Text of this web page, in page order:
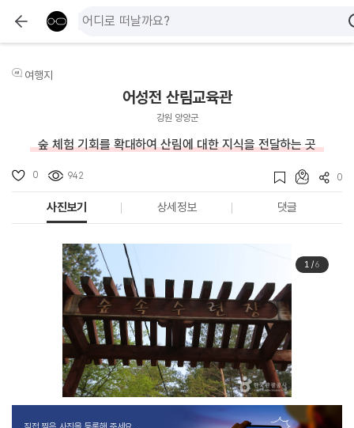
여행지
어성전 산림교육관
강원 양양군
숲 체험 기회를 확대하여 산림에 대한 지식을 전달하는 곳
0 942 0
사진보기 상세정보 댓글
1/6